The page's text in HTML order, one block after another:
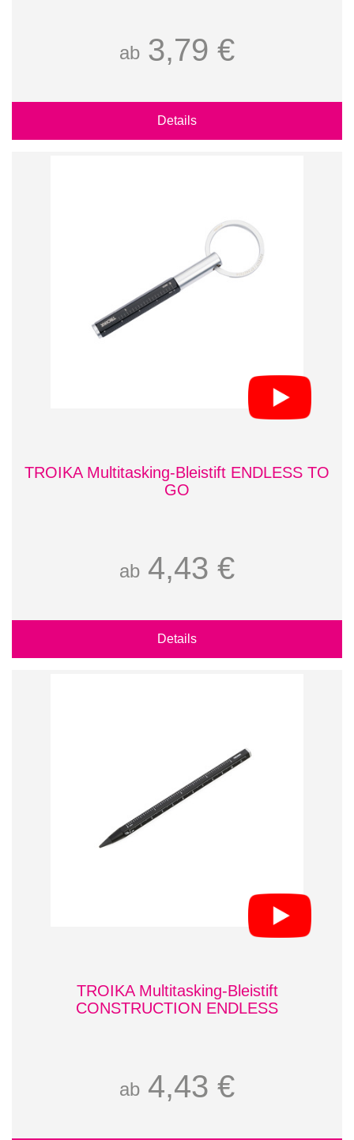
ab 3,79 €
Details
TROIKA Multitasking-Bleistift ENDLESS TO
GO
ab 4,43 €
Details
TROIKA Multitasking-Bleistift
CONSTRUCTION ENDLESS
ab 4,43 €